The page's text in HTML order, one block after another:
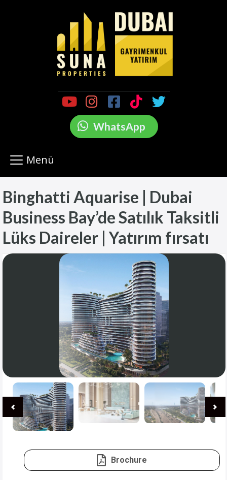
WhatsApp
Menü
Binghatti Aquarise | Dubai
Business Bay’de Satılık Taksitli
Lüks Daireler | Yatırım fırsatı
Brochure